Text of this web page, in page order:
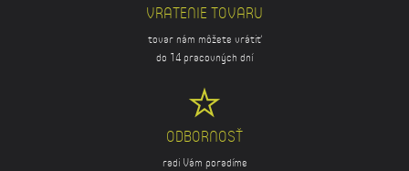
VRATENIE TOVARU
tovar nám môžete vrátiť
do 14 pracovných dní
ODBORNOSŤ
radi Vám poradíme